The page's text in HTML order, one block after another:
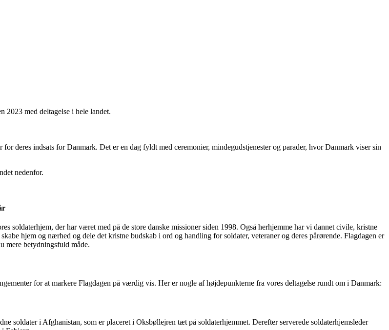
2023 med deltagelse i hele landet.
deres indsats for Danmark. Det er en dag fyldt med ceremonier, mindegudstjenester og parader, hvor Danmark viser sin
nedenfor.
soldaterhjem, der har været med på de store danske missioner siden 1998. Også herhjemme har vi dannet civile, kristne
hjem og nærhed og dele det kristne budskab i ord og handling for soldater, veteraner og deres pårørende. Flagdagen er
mere betydningsfuld måde.
for at markere Flagdagen på værdig vis. Her er nogle af højdepunkterne fra vores deltagelse rundt om i Danmark:
soldater i Afghanistan, som er placeret i Oksbøllejren tæt på soldaterhjemmet. Derefter serverede soldaterhjemsleder